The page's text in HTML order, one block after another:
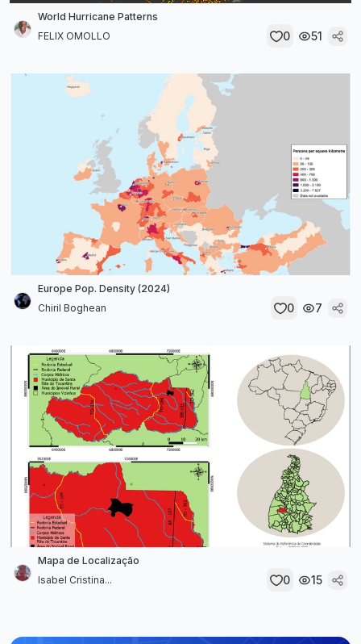
World Hurricane Patterns
FELIX OMOLLO
0 51
Europe Pop. Density (2024)
Chiril Boghean
0 7
Mapa de Localização
Isabel Cristina...
0 15